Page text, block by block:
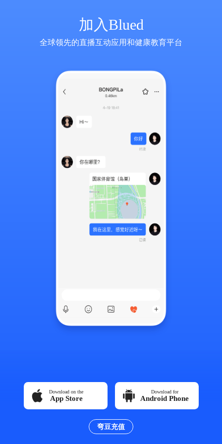
加入Blued
全球领先的直播互动应用和健康教育平台
Download on the
App Store
Download for
Android Phone
弯豆充值